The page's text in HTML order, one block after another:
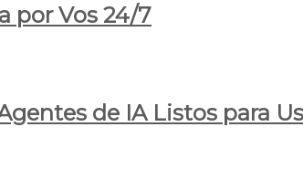
por Vos 24/7
de IA Listos para